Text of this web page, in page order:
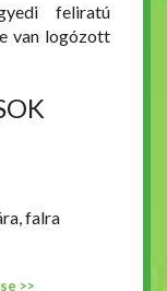
feliratú
van logózott
falra
>>